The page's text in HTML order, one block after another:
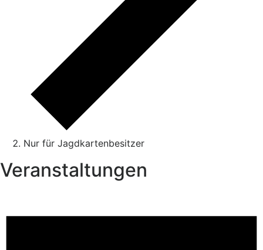
Nur für Jagdkartenbesitzer
Veranstaltungen